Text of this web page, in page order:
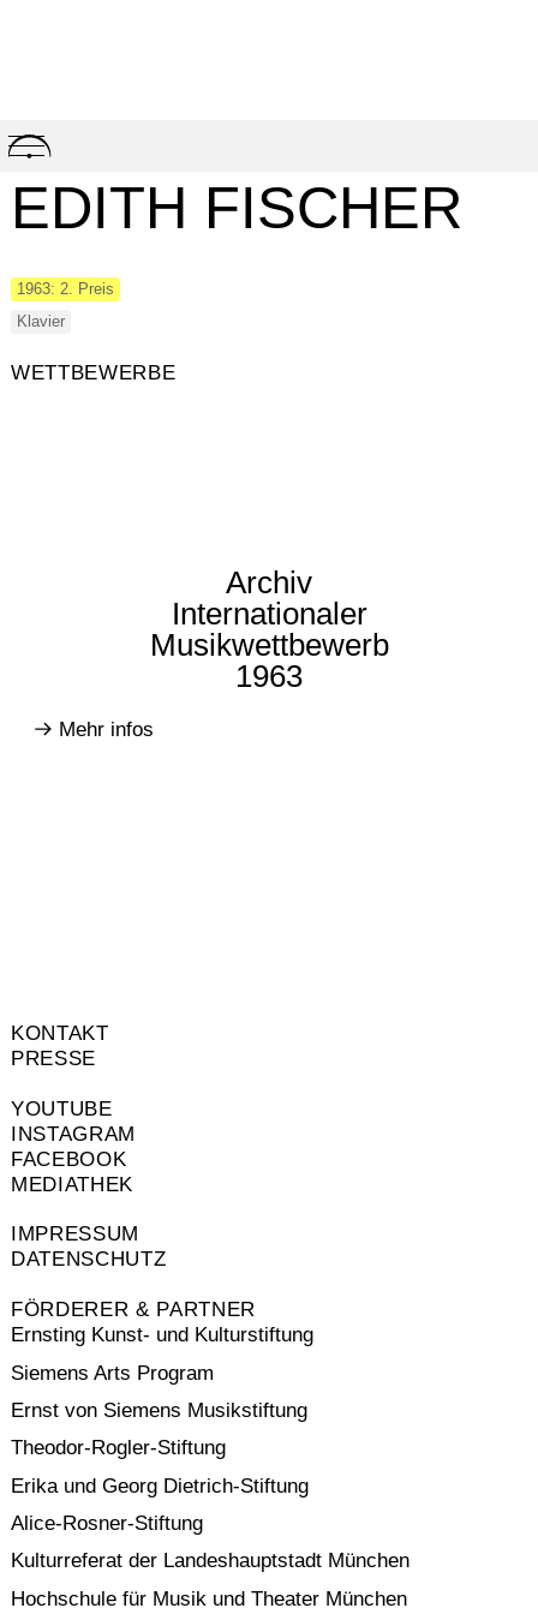
Skip
to
content
EDITH FISCHER
1963: 2. Preis
Klavier
WETTBEWERBE
Archiv
Internationaler
Musikwettbewerb
1963
Mehr infos
KONTAKT
PRESSE
YOUTUBE
INSTAGRAM
FACEBOOK
MEDIATHEK
IMPRESSUM
DATENSCHUTZ
FÖRDERER & PARTNER
Ernsting Kunst- und Kulturstiftung
Siemens Arts Program
Ernst von Siemens Musikstiftung
Theodor-Rogler-Stiftung
Erika und Georg Dietrich-Stiftung
Alice-Rosner-Stiftung
Kulturreferat der Landeshauptstadt München
Hochschule für Musik und Theater München